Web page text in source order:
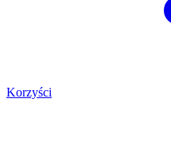
Korzyści